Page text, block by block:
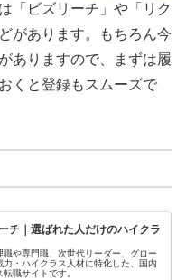
「ビズリーチ」や「リク
があります。もちろん今
ありますので、まずは履
くと登録もスムーズで
チ｜選ばれた人だけのハイクラ
職や専門職、次世代リーダー、グロー
力・ハイクラス人材に特化した、国内
職サイトです。